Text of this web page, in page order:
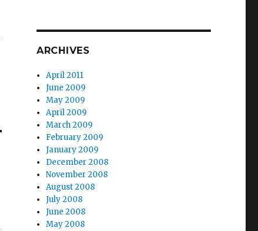
ARCHIVES
April 2011
June 2009
May 2009
April 2009
March 2009
February 2009
January 2009
December 2008
November 2008
August 2008
July 2008
June 2008
May 2008